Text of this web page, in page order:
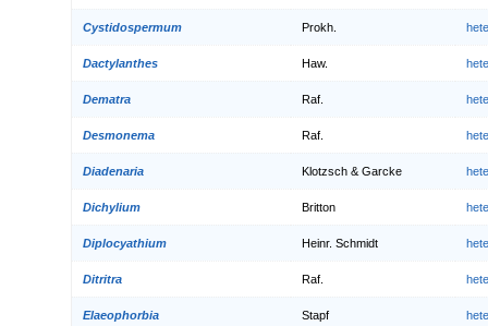
Cystidospermum Prokh.
Dactylanthes Haw.
Dematra Raf.
Desmonema Raf.
Diadenaria Klotzsch & Garcke
Dichylium Britton
Diplocyathium Heinr. Schmidt
Ditritra Raf.
Elaeophorbia Stapf